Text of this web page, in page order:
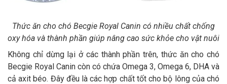
Thức ăn cho chó Becgie Royal Canin có nhiều chất chống
oxy hóa và thành phần giúp nâng cao sức khỏe cho vật nuôi
Không chỉ dừng lại ở các thành phần trên, thức ăn cho chó
Becgie Royal Canin còn có chứa Omega 3, Omega 6, DHA và
cả axit béo. Đây đều là các hợp chất tốt cho bộ lông của chó